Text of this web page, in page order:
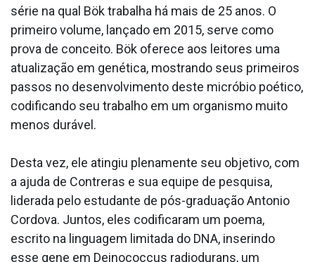
série na qual Bök trabalha há mais de 25 anos. O
primeiro volume, lançado em 2015, serve como
prova de conceito. Bök oferece aos leitores uma
atualização em genética, mostrando seus primeiros
passos no desenvolvimento deste micróbio poético,
codificando seu trabalho em um organismo muito
menos durável.
Desta vez, ele atingiu plenamente seu objetivo, com
a ajuda de Contreras e sua equipe de pesquisa,
liderada pelo estudante de pós-graduação Antonio
Cordova. Juntos, eles codificaram um poema,
escrito na linguagem limitada do DNA, inserindo
esse gene em Deinococcus radiodurans, um